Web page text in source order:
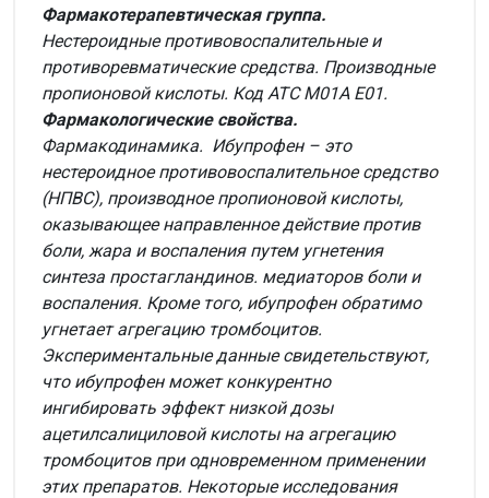
Фармакотерапевтическая группа.
Нестероидные противовоспалительные и
противоревматические средства. Производные
пропионовой кислоты. Код АТС М01А Е01.
Фармакологические свойства.
Фармакодинамика. Ибупрофен – это
нестероидное противовоспалительное средство
(НПВС), производное пропионовой кислоты,
оказывающее направленное действие против
боли, жара и воспаления путем угнетения
синтеза простагландинов. медиаторов боли и
воспаления. Кроме того, ибупрофен обратимо
угнетает агрегацию тромбоцитов.
Экспериментальные данные свидетельствуют,
что ибупрофен может конкурентно
ингибировать эффект низкой дозы
ацетилсалициловой кислоты на агрегацию
тромбоцитов при одновременном применении
этих препаратов. Некоторые исследования